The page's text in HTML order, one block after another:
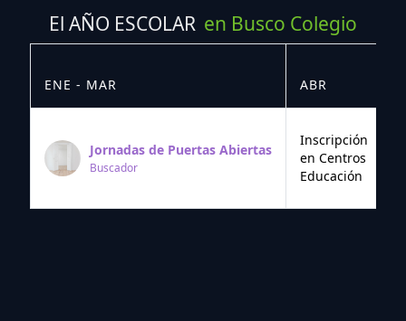
El AÑO ESCOLAR en Busco Colegio
ENE - MAR ABR
Jornadas de Puertas Abiertas
Buscador
Inscripción
en Centros
Educación